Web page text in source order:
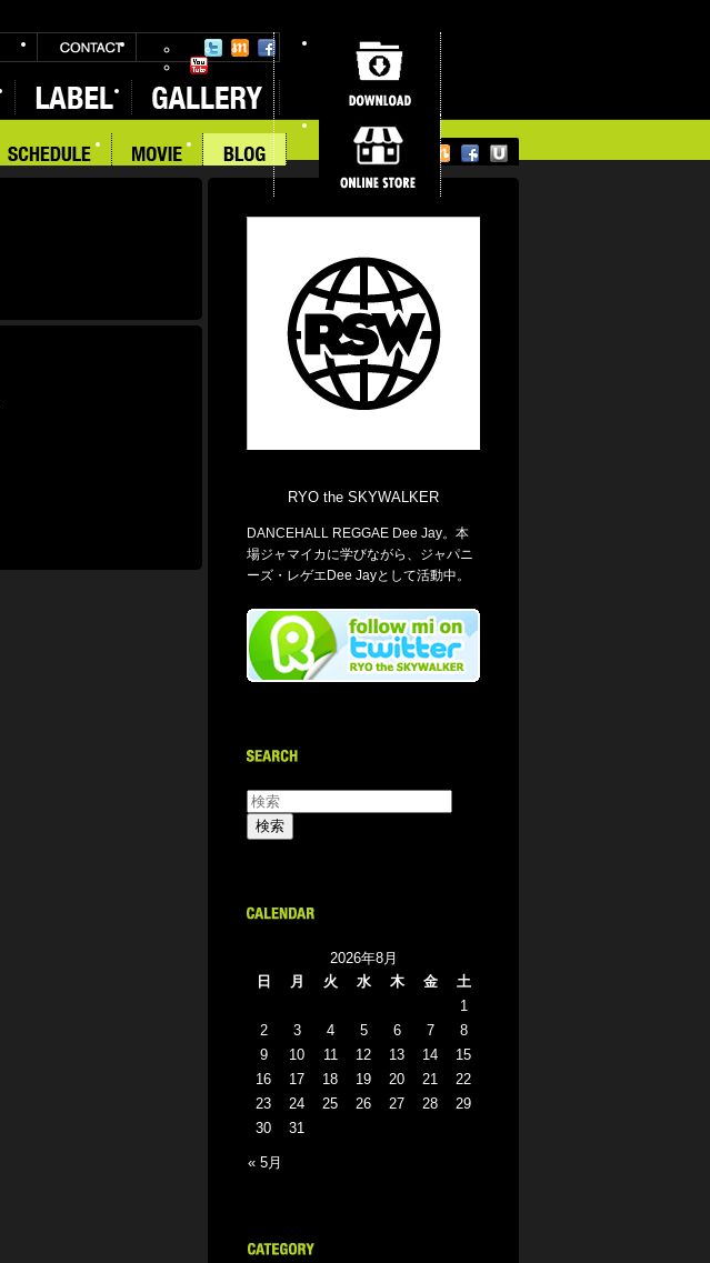
RYO the SKYWALKER
DANCEHALL REGGAE Dee Jay。本
場ジャマイカに学びながら、ジャパニ
ーズ・レゲエDee Jayとして活動中。
2026年8月
日
月 火 水 木 金 土
« 5月
1
2
3 4 5 6 7
8
9
10 11 12 13 14
15
16
17 18 19 20 21
22
23
24 25 26 27 28
29
30
31